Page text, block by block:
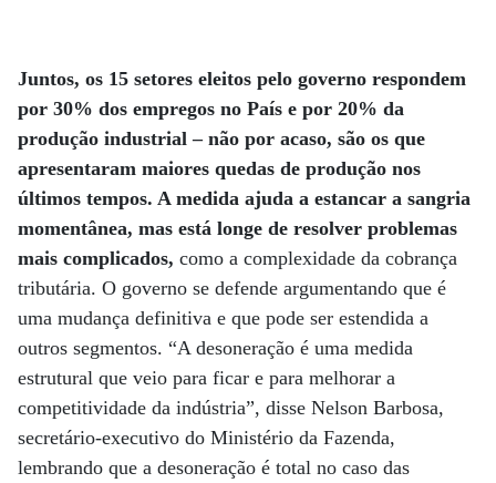
Juntos, os 15 setores eleitos pelo governo respondem
por 30% dos empregos no País e por 20% da
produção industrial – não por acaso, são os que
apresentaram maiores quedas de produção nos
últimos tempos. A medida ajuda a estancar a sangria
momentânea, mas está longe de resolver problemas
mais complicados, como a complexidade da cobrança
tributária. O governo se defende argumentando que é
uma mudança definitiva e que pode ser estendida a
outros segmentos. “A desoneração é uma medida
estrutural que veio para ficar e para melhorar a
competitividade da indústria”, disse Nelson Barbosa,
secretário-executivo do Ministério da Fazenda,
lembrando que a desoneração é total no caso das